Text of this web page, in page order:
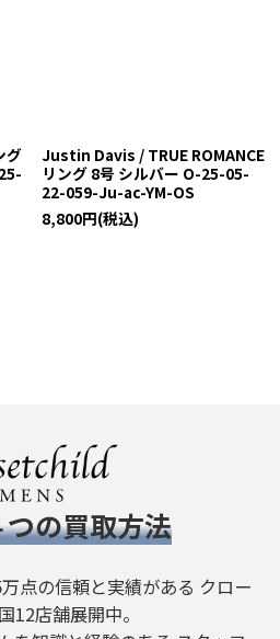
グ
Justin Davis / TRUE ROMANCE
リング 8号 シルバー O-25-05-
22-059-Ju-ac-YM-OS
8,800円(税込)
の買取方法
点の信頼と実績がある クロー
12店舗展開中。